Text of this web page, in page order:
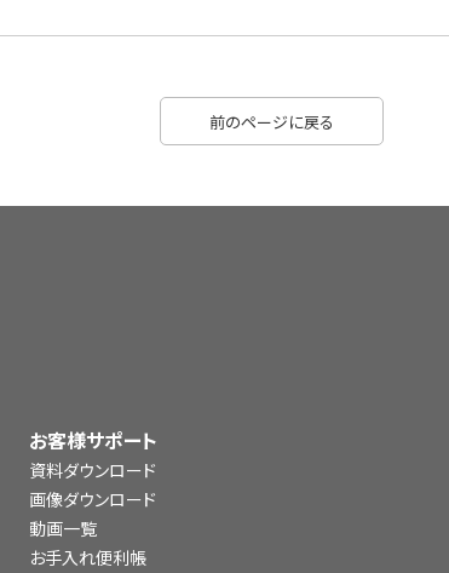
前のページに戻る
お客様サポート
資料ダウンロード
画像ダウンロード
動画一覧
お手入れ便利帳